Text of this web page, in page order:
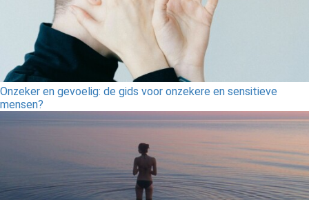
Onzeker en gevoelig: de gids voor onzekere en sensitieve
mensen?